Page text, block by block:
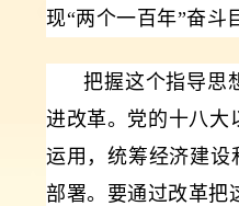
现“两个一百年”奋斗
把握这个指导思
进改革。党的十八大
运用，统筹经济建设
部署。要通过改革把